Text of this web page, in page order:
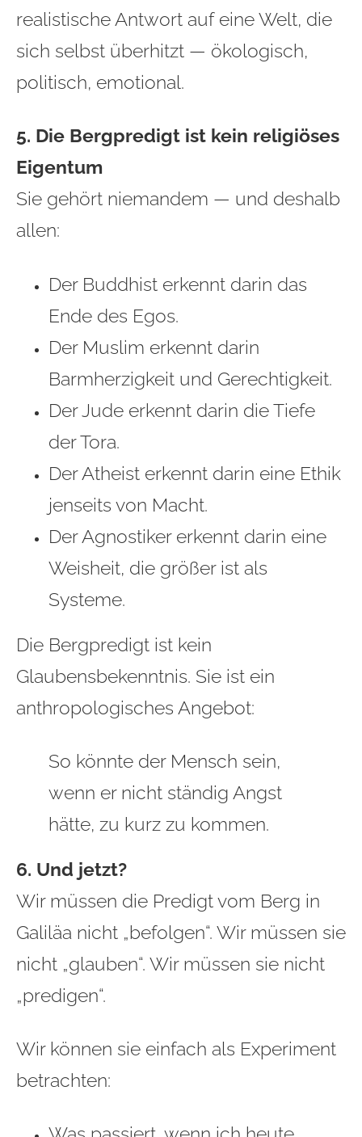
realistische Antwort auf eine Welt, die
sich selbst überhitzt — ökologisch,
politisch, emotional.
5. Die Bergpredigt ist kein religiöses
Eigentum
Sie gehört niemandem — und deshalb
allen:
Der Buddhist erkennt darin das
Ende des Egos.
Der Muslim erkennt darin
Barmherzigkeit und Gerechtigkeit.
Der Jude erkennt darin die Tiefe
der Tora.
Der Atheist erkennt darin eine Ethik
jenseits von Macht.
Der Agnostiker erkennt darin eine
Weisheit, die größer ist als
Systeme.
Die Bergpredigt ist kein
Glaubensbekenntnis. Sie ist ein
anthropologisches Angebot:
So könnte der Mensch sein,
wenn er nicht ständig Angst
hätte, zu kurz zu kommen.
6. Und jetzt?
Wir müssen die Predigt vom Berg in
Galiläa nicht „befolgen“. Wir müssen sie
nicht „glauben“. Wir müssen sie nicht
„predigen“.
Wir können sie einfach als Experiment
betrachten: